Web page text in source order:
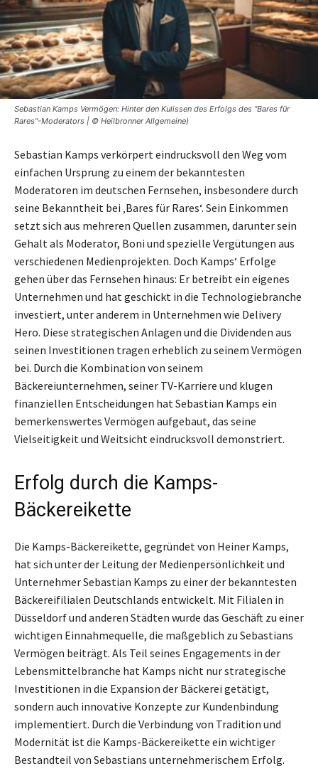
Sebastian Kamps Vermögen: Hinter den Kulissen des Erfolgs des "Bares für
Rares"-Moderators | © Heilbronner Allgemeine)
Sebastian Kamps verkörpert eindrucksvoll den Weg vom
einfachen Ursprung zu einem der bekanntesten
Moderatoren im deutschen Fernsehen, insbesondere durch
seine Bekanntheit bei ‚Bares für Rares‘. Sein Einkommen
setzt sich aus mehreren Quellen zusammen, darunter sein
Gehalt als Moderator, Boni und spezielle Vergütungen aus
verschiedenen Medienprojekten. Doch Kamps‘ Erfolge
gehen über das Fernsehen hinaus: Er betreibt ein eigenes
Unternehmen und hat geschickt in die Technologiebranche
investiert, unter anderem in Unternehmen wie Delivery
Hero. Diese strategischen Anlagen und die Dividenden aus
seinen Investitionen tragen erheblich zu seinem Vermögen
bei. Durch die Kombination von seinem
Bäckereiunternehmen, seiner TV-Karriere und klugen
finanziellen Entscheidungen hat Sebastian Kamps ein
bemerkenswertes Vermögen aufgebaut, das seine
Vielseitigkeit und Weitsicht eindrucksvoll demonstriert.
Erfolg durch die Kamps-
Bäckereikette
Die Kamps-Bäckereikette, gegründet von Heiner Kamps,
hat sich unter der Leitung der Medienpersönlichkeit und
Unternehmer Sebastian Kamps zu einer der bekanntesten
Bäckereifilialen Deutschlands entwickelt. Mit Filialen in
Düsseldorf und anderen Städten wurde das Geschäft zu einer
wichtigen Einnahmequelle, die maßgeblich zu Sebastians
Vermögen beiträgt. Als Teil seines Engagements in der
Lebensmittelbranche hat Kamps nicht nur strategische
Investitionen in die Expansion der Bäckerei getätigt,
sondern auch innovative Konzepte zur Kundenbindung
implementiert. Durch die Verbindung von Tradition und
Modernität ist die Kamps-Bäckereikette ein wichtiger
Bestandteil von Sebastians unternehmerischem Erfolg.